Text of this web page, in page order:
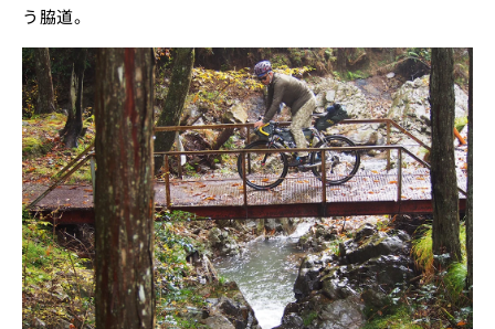
う脇道。